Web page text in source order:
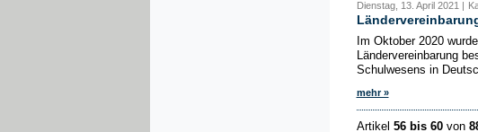
Dienstag, 13. April 2021 |
Im Oktober 2020
Ländervereinbarung
Schulwesens in
mehr »
Artikel 56 bis 60von